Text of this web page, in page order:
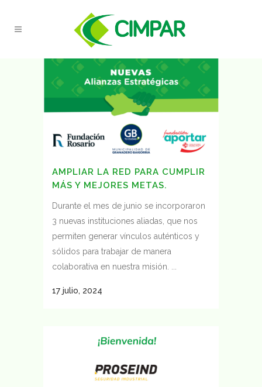
AMPLIAR LA RED PARA CUMPLIR
MÁS Y MEJORES METAS.
Durante el mes de junio se incorporaron
3 nuevas instituciones aliadas, que nos
permiten generar vínculos auténticos y
sólidos para trabajar de manera
colaborativa en nuestra misión. ...
17 julio, 2024